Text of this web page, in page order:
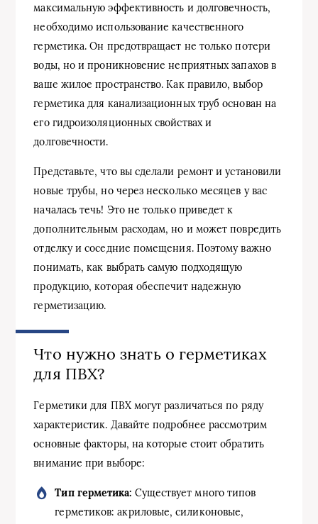
максимальную эффективность и долговечность,
необходимо использование качественного
герметика. Он предотвращает не только потери
воды, но и проникновение неприятных запахов в
ваше жилое пространство. Как правило, выбор
герметика для канализационных труб основан на
его гидроизоляционных свойствах и
долговечности.
Представьте, что вы сделали ремонт и установили
новые трубы, но через несколько месяцев у вас
началась течь! Это не только приведет к
дополнительным расходам, но и может повредить
отделку и соседние помещения. Поэтому важно
понимать, как выбрать самую подходящую
продукцию, которая обеспечит надежную
герметизацию.
Что нужно знать о герметиках
для ПВХ?
Герметики для ПВХ могут различаться по ряду
характеристик. Давайте подробнее рассмотрим
основные факторы, на которые стоит обратить
внимание при выборе:
Тип герметика: Существует много типов
герметиков: акриловые, силиконовые,